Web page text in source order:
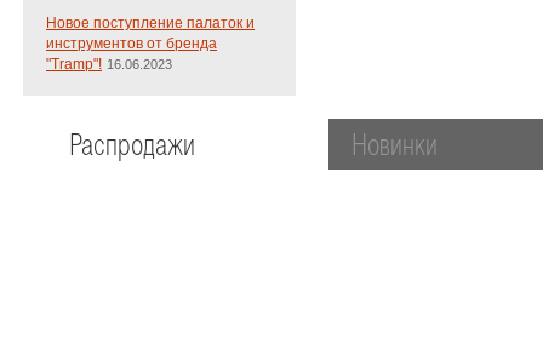
Новое поступление палаток и
инструментов от бренда
"Tramp"! 16.06.2023
Распродажи Новинки